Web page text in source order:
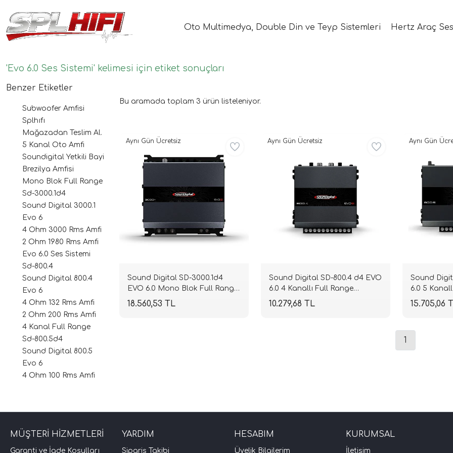
Oto Multimedya, Double Din ve Teyp Sistemleri Hertz Araç
'Evo 6.0 Ses Sistemi' kelimesi için etiket sonuçları
Benzer Etiketler
Subwoofer Amfisi
Splhıfı
Mağazadan Teslim Al.
5 Kanal Oto Amfi
Soundigital Yetkili Bayi
Brezilya Amfisi
Mono Blok Full Range
Sd-3000.1d4
Sound Digital 3000.1
Evo 6
4 Ohm 3000 Rms Amfi
2 Ohm 1980 Rms Amfi
Evo 6.0 Ses Sistemi
Sd-800.4
Sound Digital 800.4
Evo 6
4 Ohm 132 Rms Amfi
2 Ohm 200 Rms Amfi
4 Kanal Full Range
Sd-800.5d4
Sound Digital 800.5
Evo 6
4 Ohm 100 Rms Amfi
Bu aramada toplam 3 ürün listeleniyor.
Sound Digital SD-3000.1d4
EVO 6.0 Mono Blok Full Range
Amplifikatör | 4 Ohm 3000W
RMS | 2 Ohm 1980W RMS |
18.560,53 TL
Aynı Gün Ücretsiz
Sound Digital SD-800.4 d4 EVO
6.0 4 Kanallı Full Range
Amplifikatör | 4 Ohm 4x132W
RMS | 2 Ohm 4x200W RMS |
10.279,68 TL
Aynı Gün Ücretsiz
Sound
6.0 5
| 4x100W +
Ohm |
15.705,06
Aynı Gün
1
MÜŞTERİ HİZMETLERİ
Garanti ve İade Koşulları
YARDIM
Sipariş Takibi
HESABIM
Üyelik Bilgilerim
KURUMSAL
İletişim